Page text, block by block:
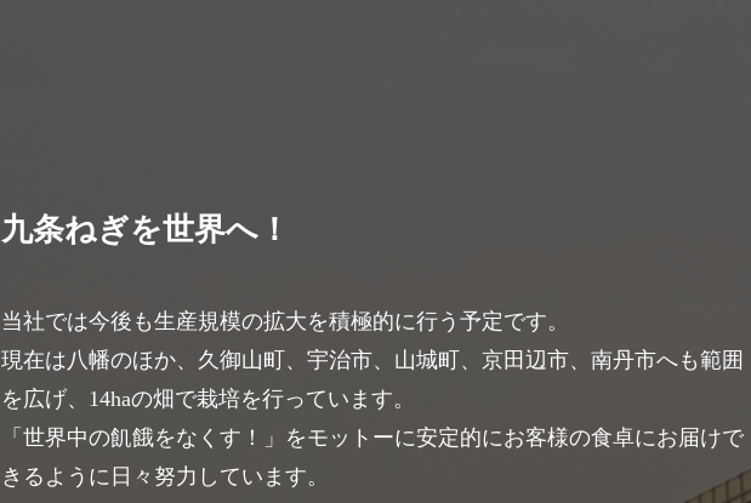
九条ねぎを世界へ！
当社では今後も生産規模の拡大を積極的に行う予定です。
現在は八幡のほか、久御山町、宇治市、山城町、京田辺市、南丹市へも範囲
を広げ、14haの畑で栽培を行っています。
「世界中の飢餓をなくす！」をモットーに安定的にお客様の食卓にお届けで
きるように日々努力しています。